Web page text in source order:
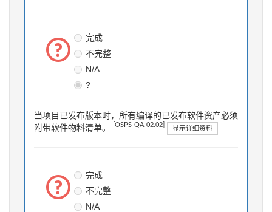
完成
不完整
N/A
?
当项目已发布版本时，所有编译的已发布软件资产必须
附带软件物料清单。
[OSPS-QA-02.02] 显示详细资料
完成
不完整
N/A